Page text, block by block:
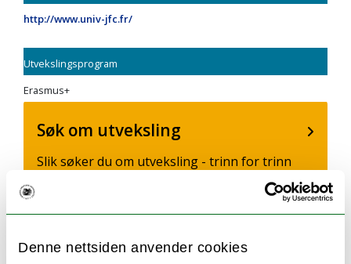
Denne nettsiden anvender cookies
http://www.univ-jfc.fr/
Utvekslingsprogram
Erasmus+
Søk om utveksling
Slik søker du om utveksling - trinn for trinn